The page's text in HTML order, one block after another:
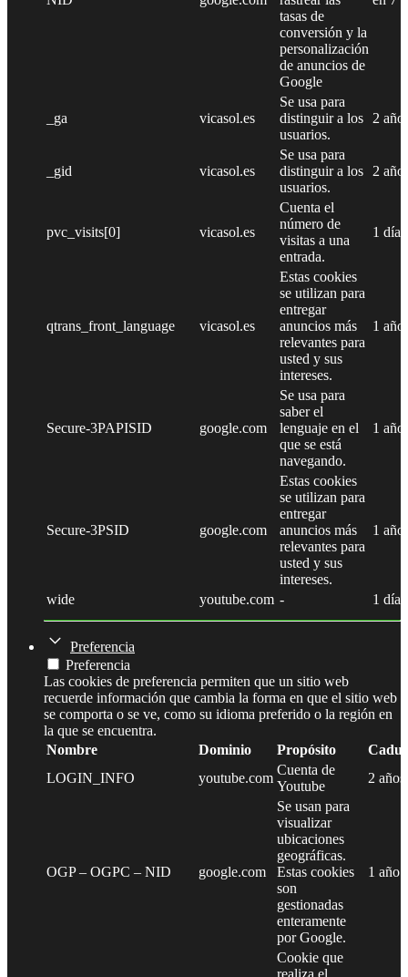
tasas de
conversión y la
personalización
de anuncios de
Google
_ga vicasol.es
Se usa para
distinguir a los
usuarios.
2
_gid vicasol.es
Se usa para
distinguir a los
usuarios.
2
pvc_visits[0] vicasol.es
Cuenta el
número de
visitas a una
entrada.
1 día
qtrans_front_language vicasol.es
Estas cookies
se utilizan para
entregar
anuncios más
relevantes para
usted y sus
intereses.
1 año
Secure-3PAPISID google.com
Se usa para
saber el
lenguaje en el
que se está
navegando.
1 año
Secure-3PSID google.com
Estas cookies
se utilizan para
entregar
anuncios más
relevantes para
usted y sus
intereses.
1 año
wide youtube.com - 1 día
Preferencia
Preferencia
Las cookies de preferencia permiten que un sitio web
recuerde información que cambia la forma en que el sitio web
se comporta o se ve, como su idioma preferido o la región en
la que se encuentra.
Nombre
Dominio Propósito
LOGIN_INFO
youtube.com
Cuenta de
Youtube
2 años
OGP – OGPC – NID google.com
Se usan para
visualizar
ubicaciones
geográficas.
Estas cookies
son
gestionadas
enteramente
por Google.
1 año
Cookie que
realiza el